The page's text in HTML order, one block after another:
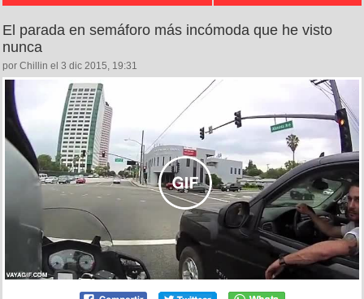
El parada en semáforo más incómoda que he visto
nunca
por Chillin el 3 dic 2015, 19:31